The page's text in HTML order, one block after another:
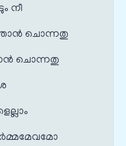
നീ
ചൊന്നതു
ചൊന്നതു